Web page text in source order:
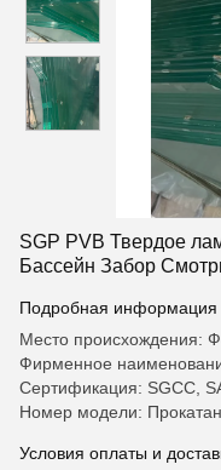
SGP PVB Твердое
Бассейн Забор
Подробная информация
Место происхождения:
Фирменное
Сертификация: SGCC,
Номер модели:
Условия оплаты и